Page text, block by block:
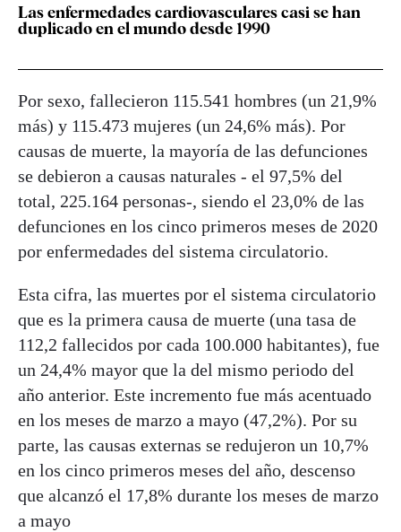
Las enfermedades cardiovasculares casi se han
duplicado en el mundo desde 1990
Por sexo, fallecieron 115.541 hombres (un 21,9%
más) y 115.473 mujeres (un 24,6% más). Por
causas de muerte, la mayoría de las defunciones
se debieron a causas naturales - el 97,5% del
total, 225.164 personas-, siendo el 23,0% de las
defunciones en los cinco primeros meses de 2020
por enfermedades del sistema circulatorio.
Esta cifra, las muertes por el sistema circulatorio
que es la primera causa de muerte (una tasa de
112,2 fallecidos por cada 100.000 habitantes), fue
un 24,4% mayor que la del mismo periodo del
año anterior. Este incremento fue más acentuado
en los meses de marzo a mayo (47,2%). Por su
parte, las causas externas se redujeron un 10,7%
en los cinco primeros meses del año, descenso
que alcanzó el 17,8% durante los meses de marzo
a mayo